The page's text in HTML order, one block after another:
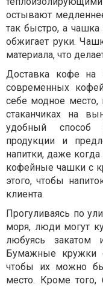
остывают
так быстро, а
обжигает руки.
материала, что
Доставка кофе на
современных
себе модное
стаканчиках на
удобный способ
продукции и
напитки, даже
кофейные чашки с
этого, чтобы
клиента.
Прогуливаясь по
моря, люди могут
любуясь закатом
Бумажные кружки
чтобы их можно
место. Кроме того,